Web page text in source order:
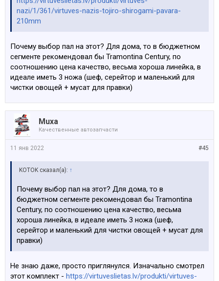
nazi/1/361/virtuves-nazis-tojiro-shirogami-pavara-
210mm
Почему выбор пал на этот? Для дома, то в бюджетном
сегменте рекомендовал бы Tramontina Century, по
соотношению цена качество, весьма хороша линейка, в
идеале иметь 3 ножа (шеф, серейтор и маленький для
чистки овощей + мусат для правки)
Muxa
Качественные автозапчасти
#45
11 янв 2022
KOTOK сказал(а): ↑
Почему выбор пал на этот? Для дома, то в
бюджетном сегменте рекомендовал бы Tramontina
Century, по соотношению цена качество, весьма
хороша линейка, в идеале иметь 3 ножа (шеф,
серейтор и маленький для чистки овощей + мусат для
правки)
Не знаю даже, просто приглянулся. Изначально смотрел
этот комплект - https://virtuveslietas.lv/produkti/virtuves-